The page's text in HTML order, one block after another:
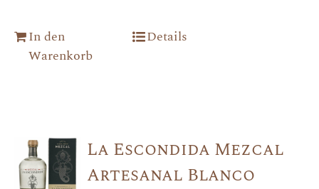
In den
Warenkorb
Details
La Escondida Mezcal
Artesanal Blanco